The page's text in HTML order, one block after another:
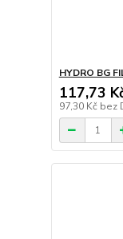
HYDRO BG
117,73
97,30 Kč bez